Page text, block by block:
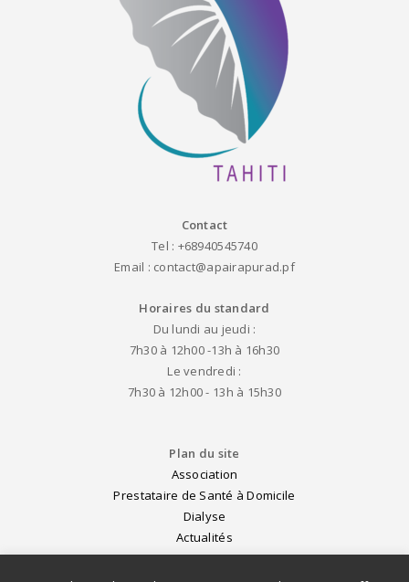
Contact
Tel : +68940545740
Email : contact@apairapurad.pf
Horaires du standard
Du lundi au jeudi :
7h30 à 12h00 -13h à 16h30
Le vendredi :
7h30 à 12h00 - 13h à 15h30
Plan du site
Association
Prestataire de Santé à Domicile
Dialyse
Actualités